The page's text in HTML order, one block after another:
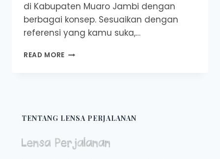
di Kabupaten Muaro Jambi dengan
berbagai konsep. Sesuaikan dengan
referensi yang kamu suka,…
READ MORE 5
MUARO
DAN
TENTANG LENSA PERJALANAN